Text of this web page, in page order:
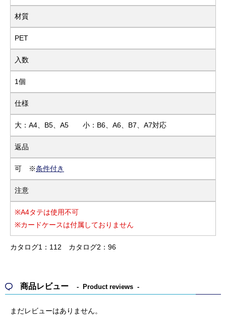
材質
PET
入数
1個
仕様
大：A4、B5、A5 小：B6、A6、B7、A7対応
返品
可 ※条件付き
注意
※A4タテは使用不可
※カードケースは付属しておりません
カタログ1：112 カタログ2：96
商品レビュー Product reviews
まだレビューはありません。